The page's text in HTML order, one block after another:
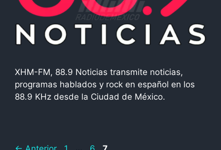
XHM-FM, 88.9 Noticias transmite noticias,
programas hablados y rock en español en los
88.9 KHz desde la Ciudad de México.